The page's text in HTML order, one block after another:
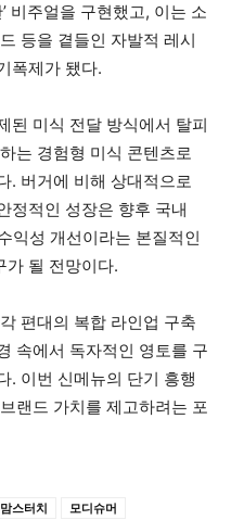
비주얼을 구현했고, 이는 소
등을 곁들인 자발적 레시
폭제가 됐다.
된 미식 전달 방식에서 탈피
는 경험형 미식 콘텐츠로
. 버거에 비해 상대적으로
정적인 성장은 향후 국내
익성 개선이라는 본질적인
가 될 전망이다.
편대의 복합 라인업 구축
속에서 독자적인 영토를 구
. 이번 신메뉴의 단기 흥행
랜드 가치를 제고하려는 포
맘스터치
모디슈머